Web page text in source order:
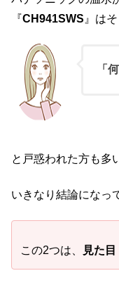
『CH941SWS 』は
「
と戸惑われた方も多
いきなり結論になっ
この2つは、 見た